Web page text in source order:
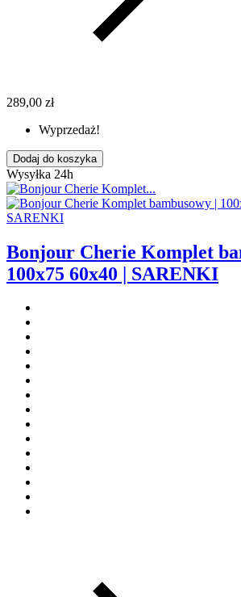
289,00 zł
Wyprzedaż!
Dodaj do koszyka
Wysyłka 24h
Bonjour Cherie Komplet
100x75 60x40 | SARENKI